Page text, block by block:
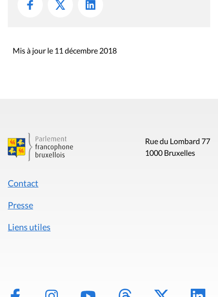
Mis à jour le 11 décembre 2018
Rue du Lombard 77
1000 Bruxelles
Contact
Presse
Liens utiles